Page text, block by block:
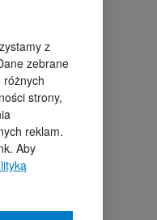
z
zebrane
różnych
strony,
reklam.
Aby